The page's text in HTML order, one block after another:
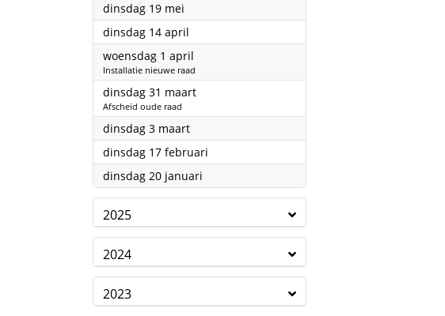
dinsdag 19 mei
dinsdag 14 april
woensdag 1 april
Installatie nieuwe raad
dinsdag 31 maart2026
Afscheid oude raad
dinsdag 3 maart2026
dinsdag 17 februari
dinsdag 20 januari
2025
2024
2023